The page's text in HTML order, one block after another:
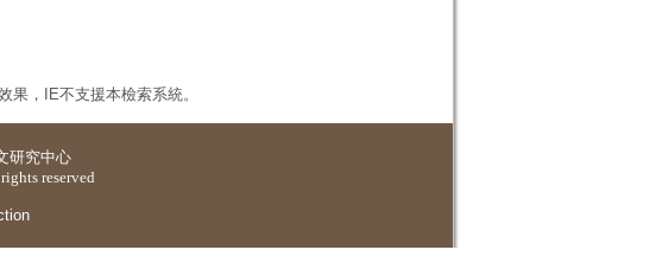
，IE不支援本檢索系統。
研究中心
reserved